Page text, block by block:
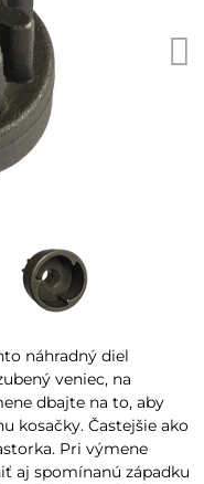
náhradný diel
veniec, na
dbajte na to, aby
kosačky. Častejšie ako
Pri výmene
aj spomínanú západku